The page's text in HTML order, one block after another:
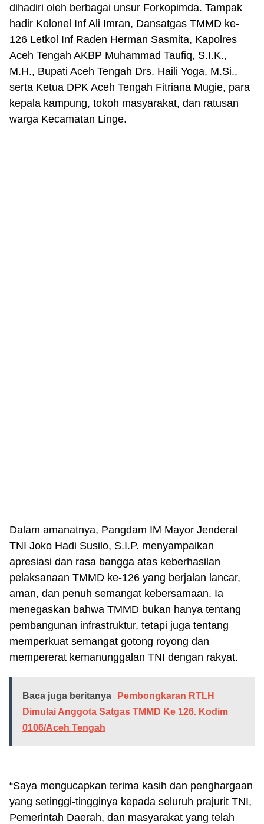
dihadiri oleh berbagai unsur Forkopimda. Tampak
hadir Kolonel Inf Ali Imran, Dansatgas TMMD ke-
126 Letkol Inf Raden Herman Sasmita, Kapolres
Aceh Tengah AKBP Muhammad Taufiq, S.I.K.,
M.H., Bupati Aceh Tengah Drs. Haili Yoga, M.Si.,
serta Ketua DPK Aceh Tengah Fitriana Mugie, para
kepala kampung, tokoh masyarakat, dan ratusan
warga Kecamatan Linge.
Dalam amanatnya, Pangdam IM Mayor Jenderal
TNI Joko Hadi Susilo, S.I.P. menyampaikan
apresiasi dan rasa bangga atas keberhasilan
pelaksanaan TMMD ke-126 yang berjalan lancar,
aman, dan penuh semangat kebersamaan. Ia
menegaskan bahwa TMMD bukan hanya tentang
pembangunan infrastruktur, tetapi juga tentang
memperkuat semangat gotong royong dan
mempererat kemanunggalan TNI dengan rakyat.
Baca juga beritanya
Pembongkaran RTLH
Dimulai Anggota Satgas TMMD Ke 126. Kodim
0106/Aceh Tengah
“Saya mengucapkan terima kasih dan penghargaan
yang setinggi-tingginya kepada seluruh prajurit TNI,
Pemerintah Daerah, dan masyarakat yang telah